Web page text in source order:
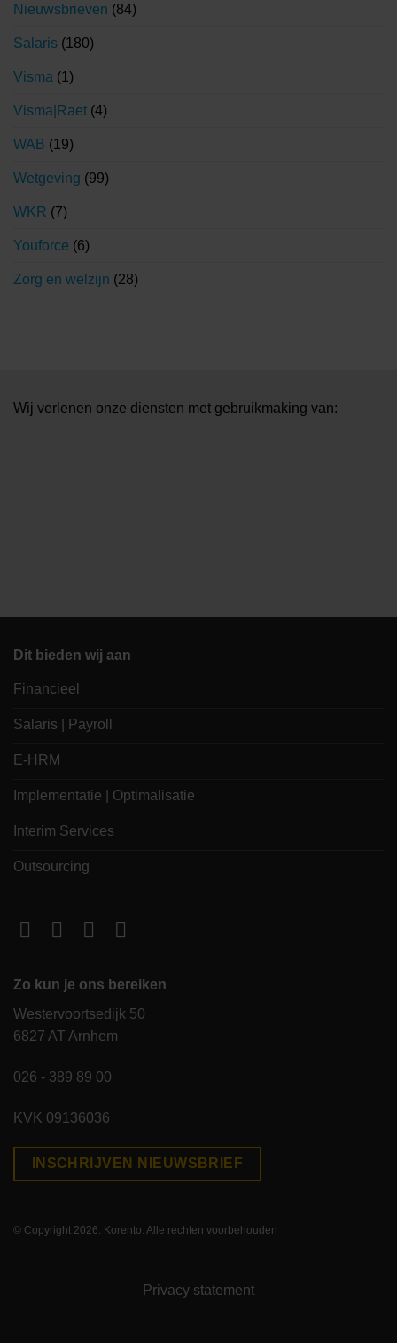
Nieuwsbrieven (84)
Salaris (180)
Visma (1)
Visma|Raet (4)
WAB (19)
Wetgeving (99)
WKR (7)
Youforce (6)
Zorg en welzijn (28)
Wij verlenen onze diensten met gebruikmaking van:
Dit bieden wij aan
Financieel
Salaris | Payroll
E-HRM
Implementatie | Optimalisatie
Interim Services
Outsourcing
Zo kun je ons bereiken
Westervoortsedijk 50
6827 AT Arnhem
026 - 389 89 00
KVK 09136036
INSCHRIJVEN NIEUWSBRIEF
© Copyright 2026. Korento. Alle rechten voorbehouden
Privacy statement